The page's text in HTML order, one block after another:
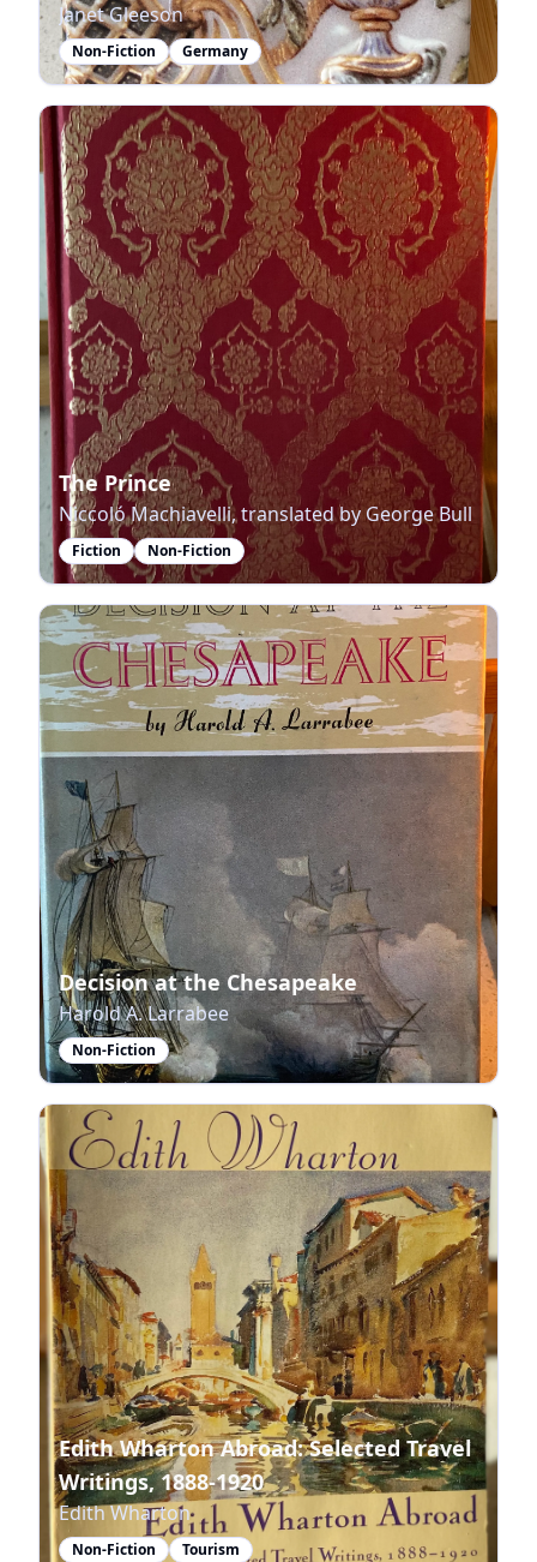
Janet Gleeson
Non-Fiction Germany
The Prince
Niccoló Machiavelli, translated by George Bull
Fiction Non-Fiction
Decision at the Chesapeake
Harold A. Larrabee
Non-Fiction
Edith Wharton Abroad: Selected Travel
Writings, 1888-1920
Edith Wharton
Non-Fiction Tourism